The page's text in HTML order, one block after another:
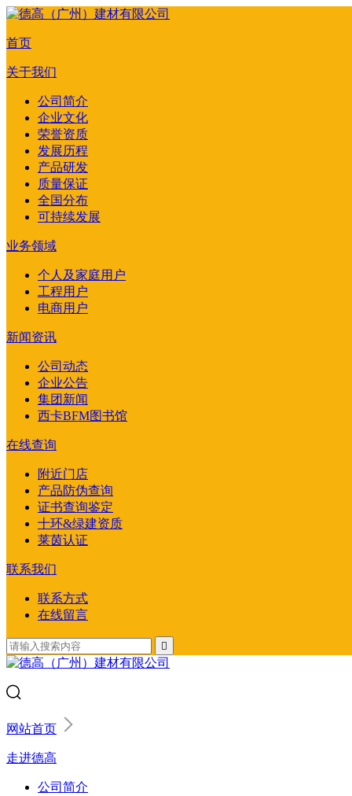
首页
关于我们
公司简介
企业文化
荣誉资质
发展历程
产品研发
质量保证
全国分布
可持续发展
业务领域
个人及家庭用户
工程用户
电商用户
新闻资讯
公司动态
企业公告
集团新闻
西卡BFM图书馆
在线查询
附近门店
产品防伪查询
证书查询鉴定
十环&绿建资质
莱茵认证
联系我们
联系方式
在线留言

网站首页
走进德高
公司简介